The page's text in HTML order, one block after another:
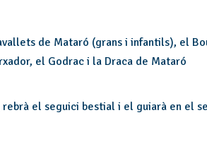
de Mataró (grans i infantils), el
el Godrac i la Draca de Mataró
el seguici bestial i el guiarà en el